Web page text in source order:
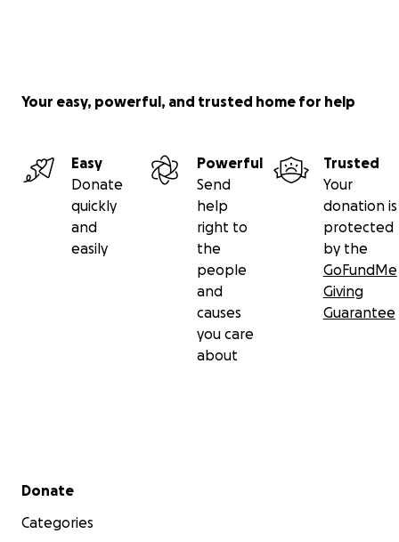
Your easy, powerful, and trusted home for help
Easy
Donate
quickly
and
easily
Powerful
Send
help
right to
the
people
and
causes
you care
about
Trusted
Your
donation is
protected
by the
GoFundMe
Giving
Guarantee
Secondary menu
Donate
Categories